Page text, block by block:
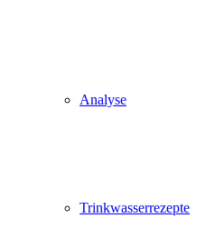
Analyse
Trinkwasserrezepte